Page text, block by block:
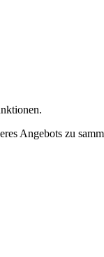
Angebots zu